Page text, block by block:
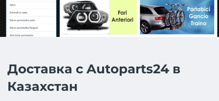
Доставка с Autoparts24 в
Казахстан